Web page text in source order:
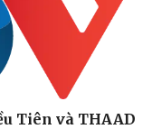
Tiên và THAAD